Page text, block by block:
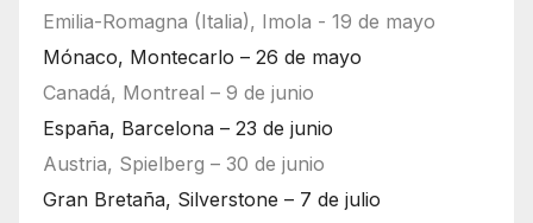
Emilia-Romagna (Italia), Imola - 19 de mayo
Mónaco, Montecarlo – 26 de mayo
Canadá, Montreal – 9 de junio
España, Barcelona – 23 de junio
Austria, Spielberg – 30 de junio
Gran Bretaña, Silverstone – 7 de julio